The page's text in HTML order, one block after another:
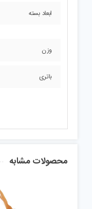
ابعاد بسته
وزن
باتری
محصولات مشابه